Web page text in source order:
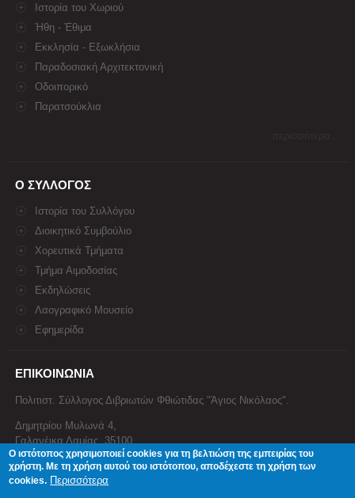
Ιστορία του Χωριού
Ήθη - Έθιμα
Εκκλησία - Εξωκλήσια
Παραδοσιακή Αρχιτεκτονική
Οδοιπορικό
Παρατσούκλια
Ο ΣΥΛΛΟΓΟΣ
Ιστορία του Συλλόγου
Διοικητικό Συμβούλιο
Χορευτικά Τμήματα
Τμήμα Αιμοδοσίας
Εκδηλώσεις
Λαογραφικό Μουσείο
Εφημερίδα
ΕΠΙΚΟΙΝΩΝΙΑ
Πολιτιστ. Σύλλογος Διβριωτών Φθιώτιδας "Άγιος Νικόλαος".
Δημητρίου Μυλωνά 4,
Γαλανέικα Λαμίας, 35100
Τηλέφωνο: 22310 34674
Email: divrilamias@yahoo.gr
Ο ιστότοπος χρησιμοποιεί cookies για τη βελτιώση της εμπειρίας του
χρήστη. Με τη χρήση αυτού του ιστότοπου, αποδέχεστε τη χρήση των
cookies. Περισσότερα